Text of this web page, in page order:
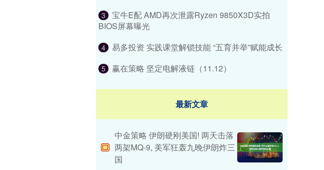
3
宝牛E配 AMD再次泄露Ryzen 9850X3D实拍
BIOS屏幕曝光
4 易多投资 实践课堂解锁技能 “五育并举”赋能成长
5 赢在策略 坚定电解液链（11.12）
最新文章
中金策略 伊朗硬刚美国! 两天击落
两架MQ-9, 美军狂轰九晚伊朗炸三
国